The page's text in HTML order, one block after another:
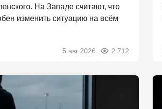
На Западе считают, что
изменить ситуацию на всём
5 авг 2026 2 712